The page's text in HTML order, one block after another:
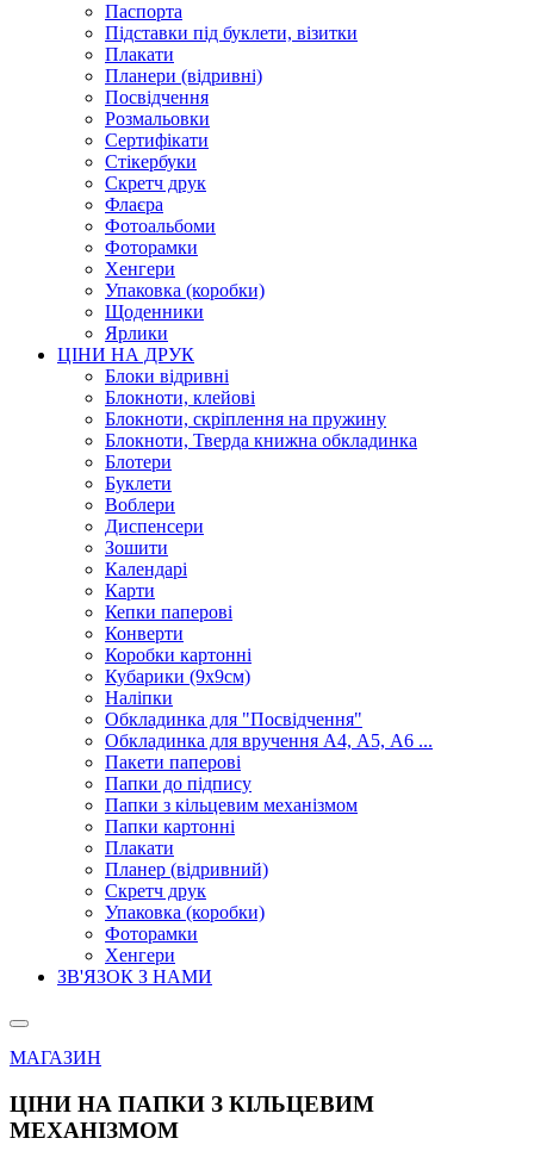
Паспорта
Підставки під буклети, візитки
Плакати
Планери (відривні)
Посвідчення
Розмальовки
Сертифікати
Стікербуки
Скретч друк
Флаєра
Фотоальбоми
Фоторамки
Хенгери
Упаковка (коробки)
Щоденники
Ярлики
ЦІНИ НА ДРУК
Блоки відривні
Блокноти, клейові
Блокноти, скріплення на пружину
Блокноти, Тверда книжна обкладинка
Блотери
Буклети
Воблери
Диспенсери
Зошити
Календарі
Карти
Кепки паперові
Конверти
Коробки картонні
Кубарики (9х9см)
Наліпки
Обкладинка для "Посвідчення"
Обкладинка для вручення А4, А5, А6 ...
Пакети паперові
Папки до підпису
Папки з кільцевим механізмом
Папки картонні
Плакати
Планер (відривний)
Скретч друк
Упаковка (коробки)
Фоторамки
Хенгери
ЗВ'ЯЗОК З НАМИ
МАГАЗИН
ЦІНИ НА ПАПКИ З КІЛЬЦЕВИМ
МЕХАНІЗМОМ